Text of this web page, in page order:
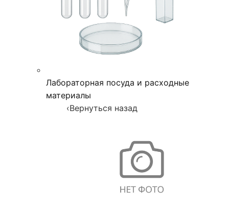
Лабораторная посуда и расходные
материалы
‹Вернуться назад